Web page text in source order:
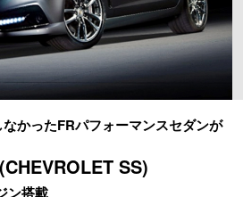
かったFRパフォーマンスセダンが
SS)
ン搭載